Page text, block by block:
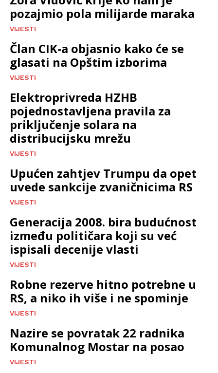
pozajmio pola milijarde maraka
VIJESTI
Član CIK-a objasnio kako će se
glasati na Opštim izborima
VIJESTI
Elektroprivreda HZHB
pojednostavljena pravila za
priključenje solara na
distribucijsku mrežu
VIJESTI
Upućen zahtjev Trumpu da opet
uvede sankcije zvaničnicima RS
VIJESTI
Generacija 2008. bira budućnost
između političara koji su već
ispisali decenije vlasti
VIJESTI
Robne rezerve hitno potrebne u
RS, a niko ih više i ne spominje
VIJESTI
Nazire se povratak 22 radnika
Komunalnog Mostar na posao
VIJESTI